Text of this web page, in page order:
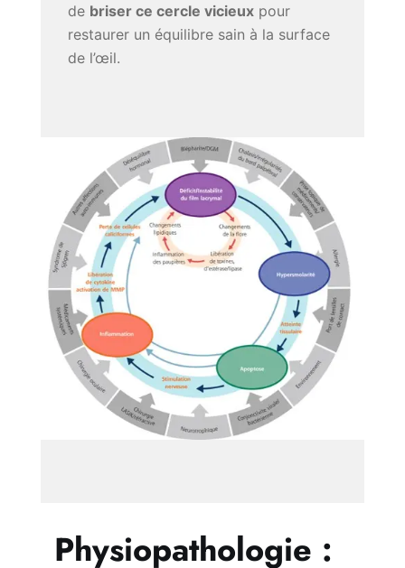
de briser ce cercle vicieux pour
restaurer un équilibre sain à la surface
de l’œil.
Physiopathologie :